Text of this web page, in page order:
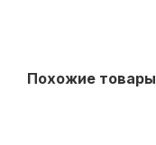
Похожие товары